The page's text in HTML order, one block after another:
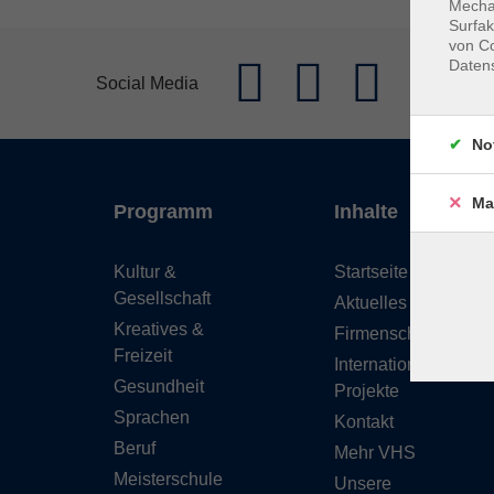
Social Media
Programm
Kultur &
Gesellschaft
Kreatives &
Freizeit
Gesundheit
Sprachen
Beruf
Meisterschule
Inhalte
Startseite
Aktuelles
Firmenschulungen
Internationale
Projekte
Kontakt
Mehr VHS
Unsere
von